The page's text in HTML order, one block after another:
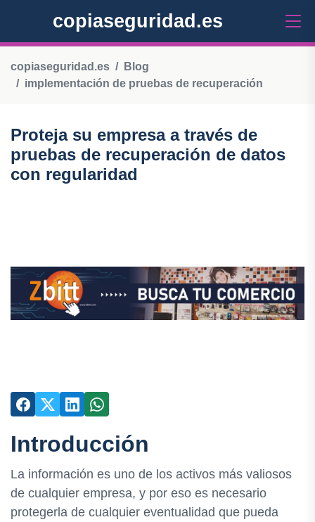
copiaseguridad.es
copiaseguridad.es
Blog
implementación de pruebas de recuperación
Proteja su empresa a través de
pruebas de recuperación de datos
con regularidad
Introducción
La información es uno de los activos más valiosos
de cualquier empresa, y por eso es necesario
protegerla de cualquier eventualidad que pueda